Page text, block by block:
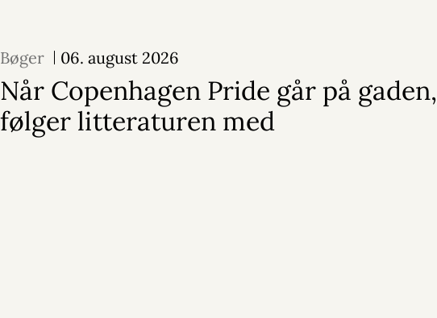
Bøger 06. august 2026
Når Copenhagen Pride går på gaden,
følger litteraturen med